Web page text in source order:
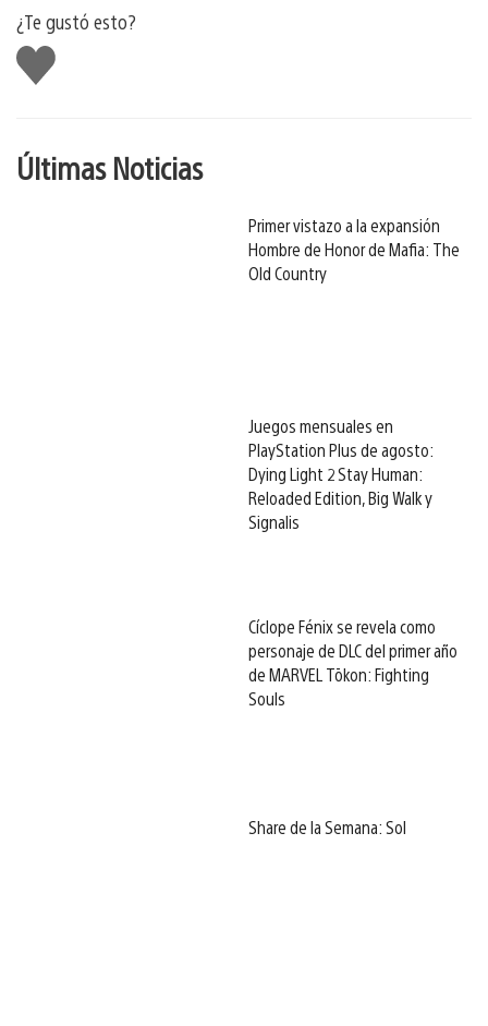
¿Te gustó esto?
Me
gusta
Últimas Noticias
Primer vistazo a la expansión
Hombre de Honor de Mafia: The
Old Country
Juegos mensuales en
PlayStation Plus de agosto:
Dying Light 2 Stay Human:
Reloaded Edition, Big Walk y
Signalis
Cíclope Fénix se revela como
personaje de DLC del primer año
de MARVEL Tōkon: Fighting
Souls
Share de la Semana: Sol